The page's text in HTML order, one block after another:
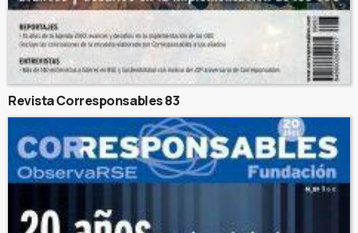
Revista Corresponsables 83